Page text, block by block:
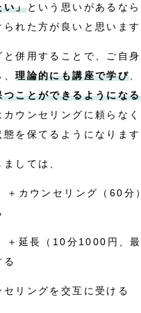
い」という思いがあるな
れた方が良いと思います
と併用することで、ご自
、理論的にも講座で学び
つことができるようになる
ウンセリングに頼らなく
を保てるようになります
しては、
＋カウンセリング（60分
＋延長（10分1000円、
る
セリングを交互に受ける